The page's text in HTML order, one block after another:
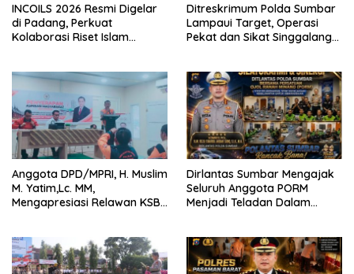
INCOILS 2026 Resmi Digelar
di Padang, Perkuat
Kolaborasi Riset Islam
Ditreskrimum Polda Sumbar
Lampaui Target, Operasi
Pekat dan Sikat Singgalang
Anggota DPD/MPRI, H. Muslim
M. Yatim,Lc. MM,
Mengapresiasi Relawan KSB
Bencana
Dirlantas Sumbar Mengajak
Seluruh Anggota PORM
Menjadi Teladan Dalam
Perlengkapan Keselamatan
Berkendara